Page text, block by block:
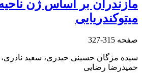
میتوکندریایی
صفحه 315-327
سیده مژگان حسینی حیدری، سعید
حمیدرضا رضایی